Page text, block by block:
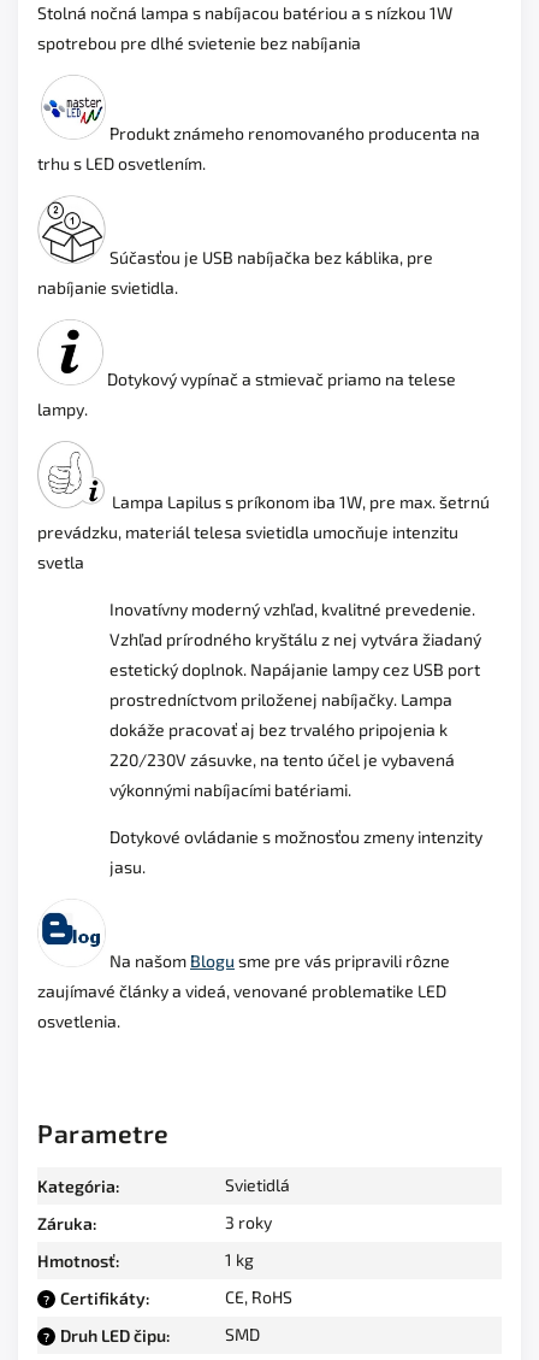
Stolná nočná lampa s nabíjacou batériou a s nízkou 1W
spotrebou pre dlhé svietenie bez nabíjania
Produkt známeho renomovaného producenta na
trhu s LED osvetlením.
Súčasťou je USB nabíjačka bez káblika, pre
nabíjanie svietidla.
Dotykový vypínač a stmievač priamo na telese
lampy.
Lampa Lapilus s príkonom iba 1W, pre max. šetrnú
prevádzku, materiál telesa svietidla umocňuje intenzitu
svetla
Inovatívny moderný vzhľad, kvalitné prevedenie.
Vzhľad prírodného kryštálu z nej vytvára žiadaný
estetický doplnok. Napájanie lampy cez USB port
prostredníctvom priloženej nabíjačky. Lampa
dokáže pracovať aj bez trvalého pripojenia k
220/230V zásuvke, na tento účel je vybavená
výkonnými nabíjacími batériami.
Dotykové ovládanie s možnosťou zmeny intenzity
jasu.
Na našom Blogu sme pre vás pripravili rôzne
zaujímavé články a videá, venované problematike LED
osvetlenia.
Parametre
Kategória:
Svietidlá
Záruka:
3 roky
Hmotnosť: 1 kg
? Certifikáty: CE, RoHS
? Druh LED čipu: SMD